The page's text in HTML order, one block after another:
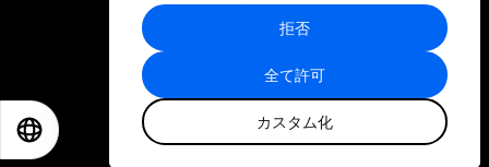
に収集された情報と組み合わされ、各パー
トナーによって使用されることがありま
す。
全て許可
カスタム化
拒否
プライバシーポリシーと利用規約
サイトマップ
©
世界経済フォーラム